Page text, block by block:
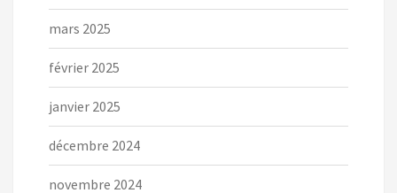
mars 2025
février 2025
janvier 2025
décembre 2024
novembre 2024